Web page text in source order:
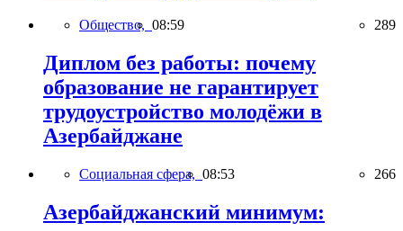
Общество, 08:59 289
Диплом без работы: почему
образование не гарантирует
трудоустройство молодёжи в
Азербайджане
Социальная сфера, 08:53 266
Азербайджанский минимум: